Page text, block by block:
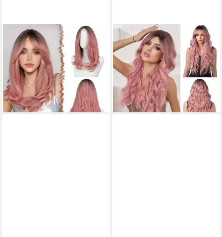
LUXUSKOLLEKTION
Kunsthaarperücke Perücke
Pony 45 cm Damen Kunsthaar
Party Lace Front Ombre Rosa
68,95 €
lieferbar - in 6-8 Werktagen bei dir
LUXUSKOLLEKTION
Kunsthaarperücke Lockige
Ombre Rosa Damen Perücke
mit Pony Kunsthaar
Hitzebeständig für
56,95 €
lieferbar - in 6-7 Werktagen bei dir